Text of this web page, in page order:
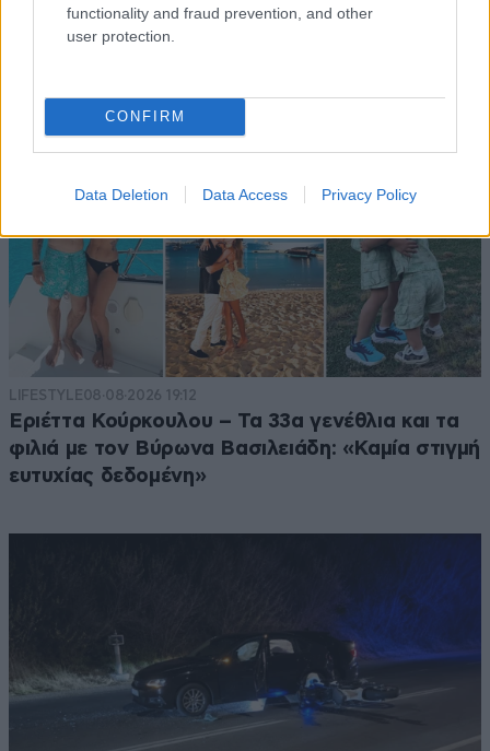
functionality and fraud prevention, and other
user protection.
CONFIRM
Data Deletion Data Access Privacy Policy
LIFESTYLE08·08·2026 19:12
Εριέττα Κούρκουλου – Τα 33α γενέθλια και τα
φιλιά με τον Βύρωνα Βασιλειάδη: «Καμία στιγμή
ευτυχίας δεδομένη»